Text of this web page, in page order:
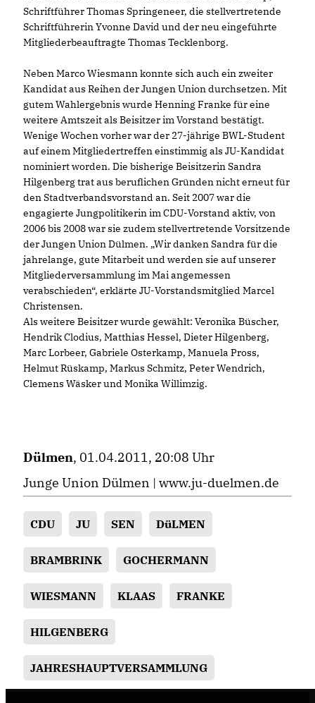
Schriftführer Thomas Springeneer, die stellvertretende
Schriftführerin Yvonne David und der neu eingeführte
Mitgliederbeauftragte Thomas Tecklenborg.
Neben Marco Wiesmann konnte sich auch ein zweiter
Kandidat aus Reihen der Jungen Union durchsetzen. Mit
gutem Wahlergebnis wurde Henning Franke für eine
weitere Amtszeit als Beisitzer im Vorstand bestätigt.
Wenige Wochen vorher war der 27-jährige BWL-Student
auf einem Mitgliedertreffen einstimmig als JU-Kandidat
nominiert worden. Die bisherige Beisitzerin Sandra
Hilgenberg trat aus beruflichen Gründen nicht erneut für
den Stadtverbandsvorstand an. Seit 2007 war die
engagierte Jungpolitikerin im CDU-Vorstand aktiv, von
2006 bis 2008 war sie zudem stellvertretende Vorsitzende
der Jungen Union Dülmen. „Wir danken Sandra für die
jahrelange, gute Mitarbeit und werden sie auf unserer
Mitgliederversammlung im Mai angemessen
verabschieden“, erklärte JU-Vorstandsmitglied Marcel
Christensen.
Als weitere Beisitzer wurde gewählt: Veronika Büscher,
Hendrik Clodius, Matthias Hessel, Dieter Hilgenberg,
Marc Lorbeer, Gabriele Osterkamp, Manuela Pross,
Helmut Rüskamp, Markus Schmitz, Peter Wendrich,
Clemens Wäsker und Monika Willimzig.
Dülmen, 01.04.2011, 20:08 Uhr
Junge Union Dülmen | www.ju-duelmen.de
CDU JU SEN DüLMEN
BRAMBRINK GOCHERMANN
WIESMANN KLAAS FRANKE
HILGENBERG
JAHRESHAUPTVERSAMMLUNG